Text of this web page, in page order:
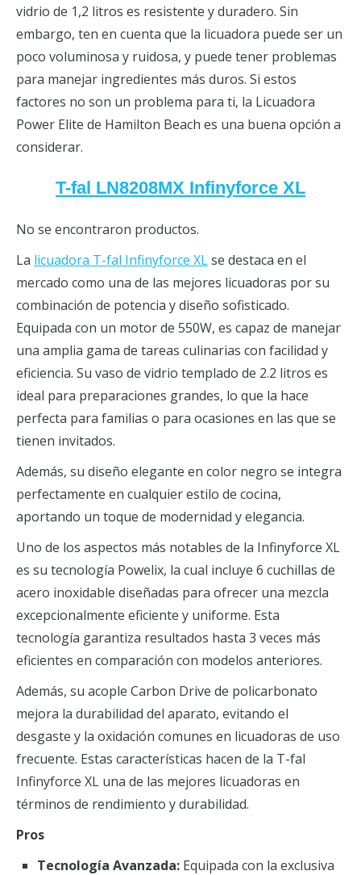
vidrio de 1,2 litros es resistente y duradero. Sin
embargo, ten en cuenta que la licuadora puede ser un
poco voluminosa y ruidosa, y puede tener problemas
para manejar ingredientes más duros. Si estos
factores no son un problema para ti, la Licuadora
Power Elite de Hamilton Beach es una buena opción a
considerar.
T-fal LN8208MX Infinyforce XL
No se encontraron productos.
La licuadora T-fal Infinyforce XLse destaca en el
mercado como una de las mejores licuadoras por su
combinación de potencia y diseño sofisticado.
Equipada con un motor de 550W, es capaz de manejar
una amplia gama de tareas culinarias con facilidad y
eficiencia. Su vaso de vidrio templado de 2.2 litros es
ideal para preparaciones grandes, lo que la hace
perfecta para familias o para ocasiones en las que se
tienen invitados.
Además, su diseño elegante en color negro se integra
perfectamente en cualquier estilo de cocina,
aportando un toque de modernidad y elegancia.
Uno de los aspectos más notables de la Infinyforce XL
es su tecnología Powelix, la cual incluye 6 cuchillas de
acero inoxidable diseñadas para ofrecer una mezcla
excepcionalmente eficiente y uniforme. Esta
tecnología garantiza resultados hasta 3 veces más
eficientes en comparación con modelos anteriores.
Además, su acople Carbon Drive de policarbonato
mejora la durabilidad del aparato, evitando el
desgaste y la oxidación comunes en licuadoras de uso
frecuente. Estas características hacen de la T-fal
Infinyforce XL una de las mejores licuadoras en
términos de rendimiento y durabilidad.
Pros
Tecnología Avanzada:Equipada con la exclusiva